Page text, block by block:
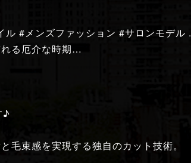
#メンズファッション #サロンモデル .
る厄介な時期…
♪
毛束感を実現する独自のカット技術。